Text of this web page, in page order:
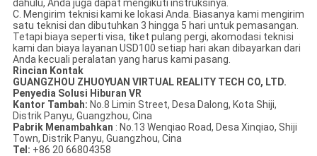
dahulu, Anda juga dapat mengikuti instruksinya.
C. Mengirim teknisi kami ke lokasi Anda. Biasanya kami mengirim
satu teknisi dan dibutuhkan 3 hingga 5 hari untuk pemasangan.
Tetapi biaya seperti visa, tiket pulang pergi, akomodasi teknisi
kami dan biaya layanan USD100 setiap hari akan dibayarkan dari
Anda kecuali peralatan yang harus kami pasang.
Rincian Kontak
GUANGZHOU ZHUOYUAN VIRTUAL REALITY TECH CO, LTD.
Penyedia Solusi Hiburan VR
Kantor Tambah: No.8 Limin Street, Desa Dalong, Kota Shiji,
Distrik Panyu, Guangzhou, Cina
Pabrik Menambahkan : No.13 Wenqiao Road, Desa Xinqiao, Shiji
Town, Distrik Panyu, Guangzhou, Cina
Tel: +86 20 66804358